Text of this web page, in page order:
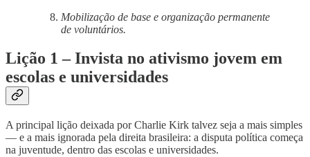
Mobilização de base e organização permanente
de voluntários.
Lição 1 – Invista no ativismo jovem em
escolas e universidades
A principal lição deixada por Charlie Kirk talvez seja a mais simples
— e a mais ignorada pela direita brasileira: a disputa política começa
na juventude, dentro das escolas e universidades.